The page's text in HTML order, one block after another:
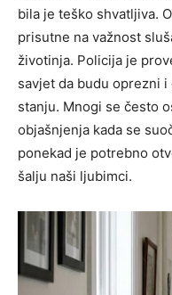
bila je teško shvatljiva.
prisutne na važnost
životinja. Policija je
savjet da budu oprezni
stanju. Mnogi se često
objašnjenja kada se
ponekad je potrebno
šalju naši ljubimci.